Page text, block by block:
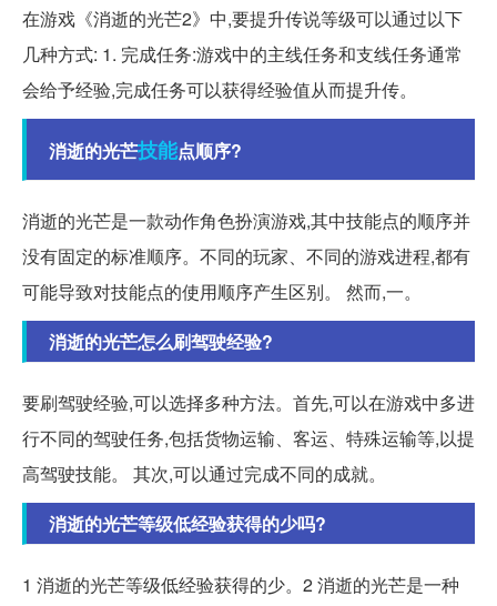
在游戏《消逝的光芒2》中,要提升传说等级可以通过以下
几种方式: 1. 完成任务:游戏中的主线任务和支线任务通常
会给予经验,完成任务可以获得经验值从而提升传。
消逝的光芒技能点顺序?
消逝的光芒是一款动作角色扮演游戏,其中技能点的顺序并
没有固定的标准顺序。不同的玩家、不同的游戏进程,都有
可能导致对技能点的使用顺序产生区别。 然而,一。
消逝的光芒怎么刷驾驶经验?
要刷驾驶经验,可以选择多种方法。首先,可以在游戏中多进
行不同的驾驶任务,包括货物运输、客运、特殊运输等,以提
高驾驶技能。 其次,可以通过完成不同的成就。
消逝的光芒等级低经验获得的少吗?
1 消逝的光芒等级低经验获得的少。2 消逝的光芒是一种